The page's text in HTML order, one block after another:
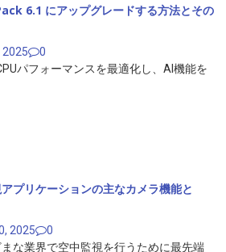
6.1 にアップグレードする方法とその
2025
0
パフォーマンスを最適化し、AI機能を
プリケーションの主なカメラ機能と
2025
0
な業界で空中監視を行うために最先端